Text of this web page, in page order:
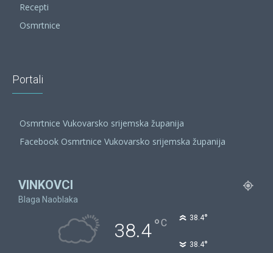
Recepti
Osmrtnice
Portali
Osmrtnice Vukovarsko srijemska županija
Facebook Osmrtnice Vukovarsko srijemska županija
VINKOVCI
Blaga Naoblaka
38.4°C 38.4°
38.4°